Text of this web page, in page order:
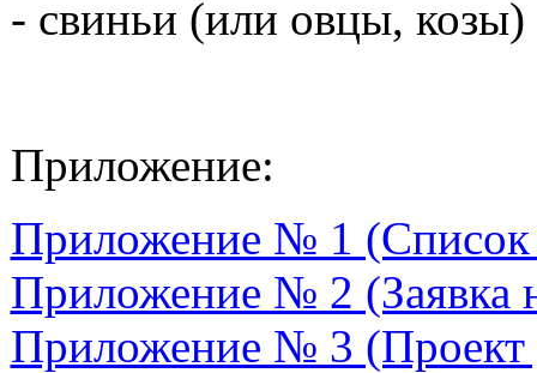
- свиньи (или овцы,
Приложение:
Приложение № 1 (Список
Приложение № 2 (Заявка
Приложение № 3 (Проект